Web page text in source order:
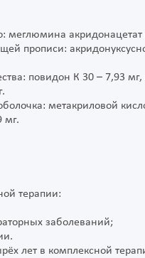
акридонацетат
прописи:
повидон К 30 – 7,93
метакриловой
мг.
терапии:
заболеваний;
лет в комплексной